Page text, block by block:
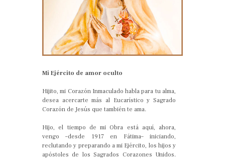
Mi Ejército de amor oculto
Hijito, mi Corazón Inmaculado habla para tu alma,
desea acercarte más al Eucarístico y Sagrado
Corazón de Jesús que también te ama.
Hijo, el tiempo de mi Obra está aquí, ahora,
vengo –desde 1917 en Fátima– iniciando,
reclutando y preparando a mi Ejército, los hijos y
apóstoles de los Sagrados Corazones Unidos.